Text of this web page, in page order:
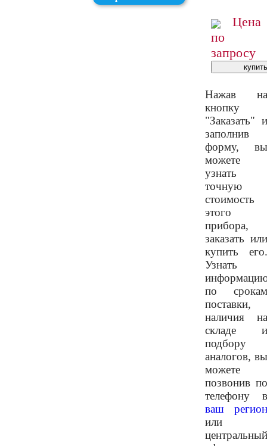
Цена
по
запросу
Нажав на
кнопку
"Заказать" и
заполнив
форму, вы
можете
узнать
точную
стоимость
этого
прибора,
заказать или
купить его.
Узнать
по срокам
поставки,
наличия на
складе и
подбору
аналогов, вы
можете
позвонив по
телефону в
ваш регион
или
центральный